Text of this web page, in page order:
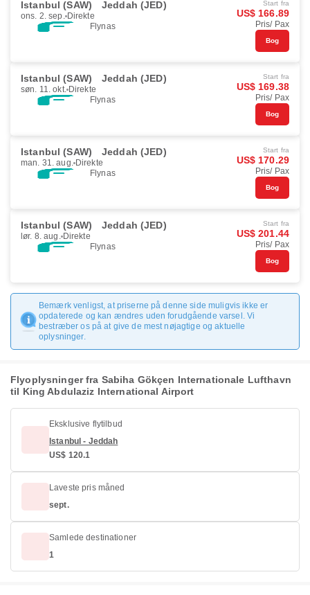
Istanbul (SAW) Jeddah (JED)
ons. 2. sep. Direkte
Flynas
Start fra
US$ 166.89
Pris/ Pax
Bog
Istanbul (SAW) Jeddah (JED)
søn. 11. okt. Direkte
Flynas
Start fra
US$ 169.38
Pris/ Pax
Bog
Istanbul (SAW) Jeddah (JED)
man. 31. aug. Direkte
Flynas
Start fra
US$ 170.29
Pris/ Pax
Bog
Istanbul (SAW) Jeddah (JED)
lør. 8. aug. Direkte
Flynas
Start fra
US$ 201.44
Pris/ Pax
Bog
Bemærk venligst, at priserne på denne side muligvis ikke er
opdaterede og kan ændres uden forudgående varsel. Vi
bestræber os på at give de mest nøjagtige og aktuelle
oplysninger.
Flyoplysninger fra Sabiha Gökçen Internationale Lufthavn
til King Abdulaziz International Airport
Eksklusive flytilbud
Istanbul - Jeddah
US$ 120.1
Laveste pris måned
sept.
Samlede destinationer
1